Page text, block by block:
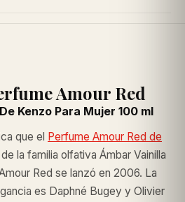
Amour Red
De Kenzo Para Mujer 100 ml
que el Perfume Amour Red de
la familia olfativa Ámbar Vainilla
Red se lanzó en 2006. La
es Daphné Bugey y Olivier